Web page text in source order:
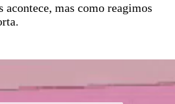
acontece, mas como reagimos